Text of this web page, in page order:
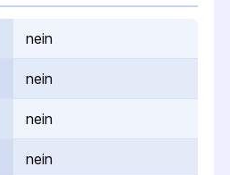
nein
nein
nein
nein